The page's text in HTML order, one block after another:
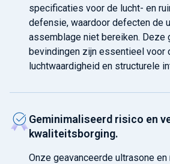
specificaties voor de lucht- en
defensie, waardoor defecten de
assemblage niet bereiken. Deze
bevindingen zijn essentieel voor
luchtwaardigheid en structurele
Geminimaliseerd risico en
kwaliteitsborging.
Onze geavanceerde ultrasone